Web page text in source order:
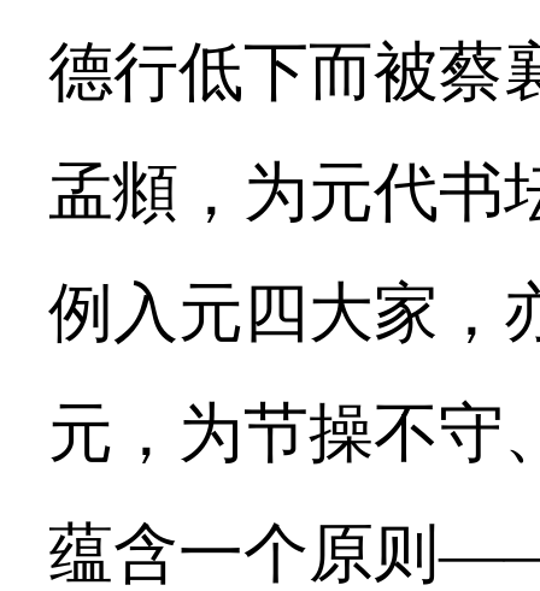
德行低下而被蔡
孟頫，为元代书
例入元四大家，
元，为节操不守
蕴含一个原则